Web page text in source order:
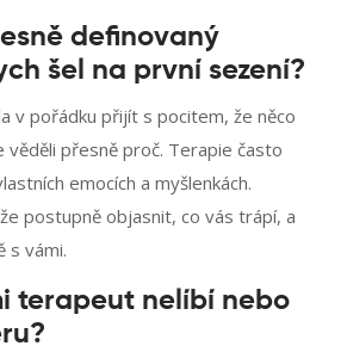
definovaný
šel na první sezení?
v pořádku přijít s pocitem, že něco
věděli přesně proč. Terapie často
emocích a myšlenkách.
postupně objasnit, co vás trápí, a
s vámi.
terapeut nelíbí nebo